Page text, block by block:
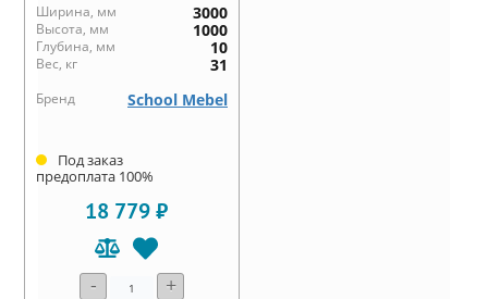
Ширина, мм 3000
Высота, мм 1000
Глубина, мм 10
Вес, кг 31
Бренд School Mebel
Под заказ
предоплата 100%
18 779 ₽
- +